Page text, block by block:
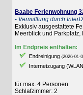
Baabe Ferienwohnung 32
- Vermittlung durch
Exklusiv ausgestattete
Meerblick und Parkplatz,
Im Endpreis enthalten:
Endreinigung(2026-01-01 -
Internetzugang (WLAN)
für max. 4 Personen
Schlafzimmer: 2